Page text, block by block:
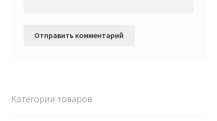
Категории товаров